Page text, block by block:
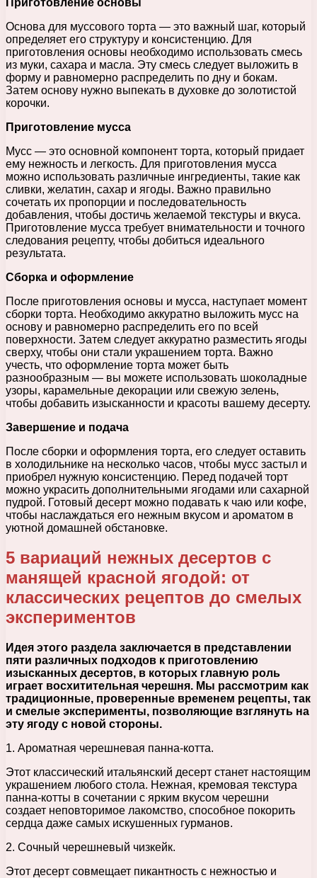
Основа для муссового торта — это важный шаг, который
определяет его структуру и консистенцию. Для
приготовления основы необходимо использовать смесь
из муки, сахара и масла. Эту смесь следует выложить в
форму и равномерно распределить по дну и бокам.
Затем основу нужно выпекать в духовке до золотистой
корочки.
Приготовление мусса
Мусс — это основной компонент торта, который придает
ему нежность и легкость. Для приготовления мусса
можно использовать различные ингредиенты, такие как
сливки, желатин, сахар и ягоды. Важно правильно
сочетать их пропорции и последовательность
добавления, чтобы достичь желаемой текстуры и вкуса.
Приготовление мусса требует внимательности и точного
следования рецепту, чтобы добиться идеального
результата.
Сборка и оформление
После приготовления основы и мусса, наступает момент
сборки торта. Необходимо аккуратно выложить мусс на
основу и равномерно распределить его по всей
поверхности. Затем следует аккуратно разместить ягоды
сверху, чтобы они стали украшением торта. Важно
учесть, что оформление торта может быть
разнообразным — вы можете использовать шоколадные
узоры, карамельные декорации или свежую зелень,
чтобы добавить изысканности и красоты вашему десерту.
Завершение и подача
После сборки и оформления торта, его следует оставить
в холодильнике на несколько часов, чтобы мусс застыл и
приобрел нужную консистенцию. Перед подачей торт
можно украсить дополнительными ягодами или сахарной
пудрой. Готовый десерт можно подавать к чаю или кофе,
чтобы наслаждаться его нежным вкусом и ароматом в
уютной домашней обстановке.
5 вариаций нежных десертов с
манящей красной ягодой: от
классических рецептов до смелых
экспериментов
Идея этого раздела заключается в представлении
пяти различных подходов к приготовлению
изысканных десертов, в которых главную роль
играет восхитительная черешня. Мы рассмотрим как
традиционные, проверенные временем рецепты, так
и смелые эксперименты, позволяющие взглянуть на
эту ягоду с новой стороны.
1. Ароматная черешневая панна-котта.
Этот классический итальянский десерт станет настоящим
украшением любого стола. Нежная, кремовая текстура
панна-котты в сочетании с ярким вкусом черешни
создает неповторимое лакомство, способное покорить
сердца даже самых искушенных гурманов.
2. Сочный черешневый чизкейк.
Этот десерт совмещает пикантность с нежностью и